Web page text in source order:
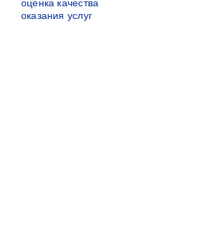
оценка качества
оказания услуг